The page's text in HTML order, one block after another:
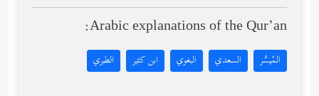
Arabic explanations of the Qur’an:
المُيسَّر السعدي البغوي ابن كثير الطبري